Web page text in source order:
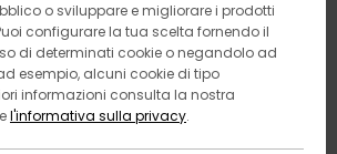
o sviluppare e migliorare i prodotti
configurare la tua scelta fornendo il
di determinati cookie o negandolo ad
esempio, alcuni cookie di tipo
informazioni consulta la nostra
el'informativa sulla privacy.